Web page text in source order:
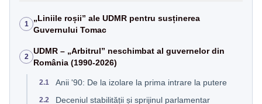
1
„Liniile roșii” ale UDMR pentru susținerea
Guvernului Tomac
2
UDMR – „Arbitrul” neschimbat al guvernelor din
România (1990-2026)
2.1 Anii '90: De la izolare la prima intrare la putere
2.2 Deceniul stabilității și sprijinul parlamentar